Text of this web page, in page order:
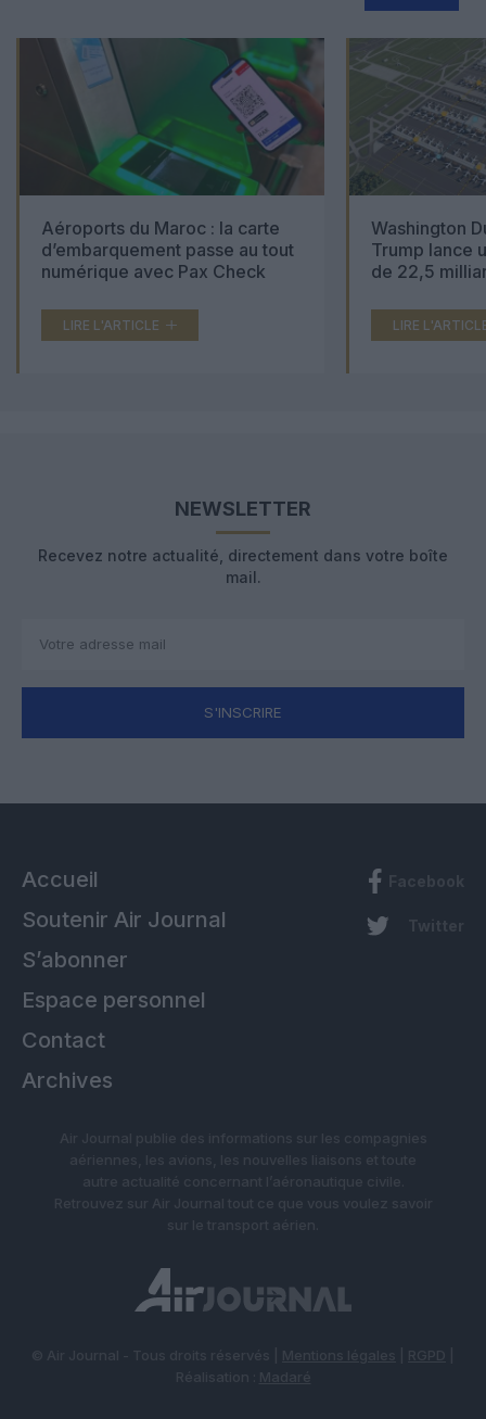
Aéroports du Maroc : la carte
d’embarquement passe au tout
numérique avec Pax Check
LIRE L'ARTICLE
Washington
Trump lance
de 22,5
LIRE
NEWSLETTER
Recevez notre actualité, directement dans votre boîte
mail.
S'INSCRIRE
Accueil
Soutenir Air Journal
S’abonner
Espace personnel
Contact
Archives